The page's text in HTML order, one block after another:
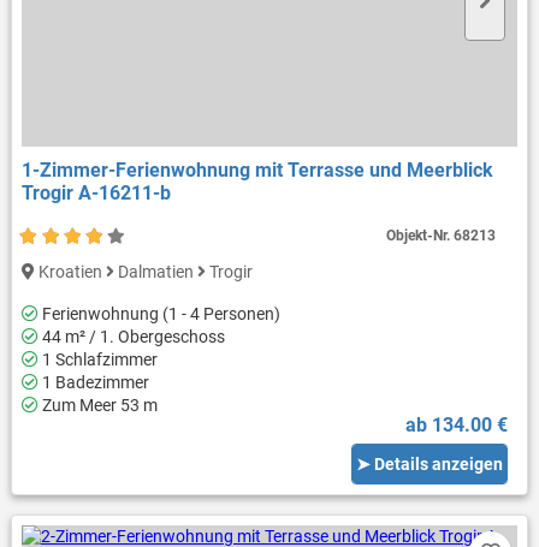
1-Zimmer-Ferienwohnung mit Terrasse und Meerblick
Trogir A-16211-b
Kroatien Dalmatien Trogir
Ferienwohnung (1 - 4 Personen)
44 m² / 1. Obergeschoss
1 Schlafzimmer
1 Badezimmer
Zum Meer 53 m
ab 134.00 €
➤ Details anzeigen
Objekt-Nr.68213